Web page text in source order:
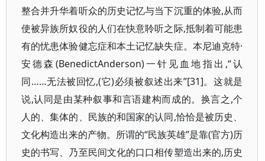
整合并升华着听众的历史记忆与当下沉重的体验,从而
使被异族所奴役的人们在快意聆听之际,抵制着可能患
有的忧患体验健忘症和本土记忆缺失症。本尼迪克特·
安德森(BenedictAnderson)一针见血地指出,“认
同……无法被回忆,(它)必须被叙述出来”[31]。这就是
说,认同是由某种叙事和言语建构而成的。换言之,个
人的、集体的、民族的和国家的认同,恰恰是被历史、
文化构造出来的产物。所谓的“民族英雄”是靠(官方)历
史的书写、乃至民间文化的口口相传塑造出来的,历史